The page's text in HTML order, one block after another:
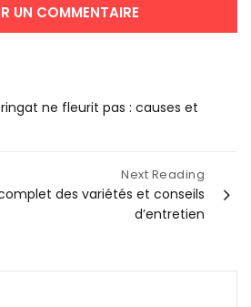
ne fleurit pas : causes et
Next Reading
des variétés et conseils
d’entretien